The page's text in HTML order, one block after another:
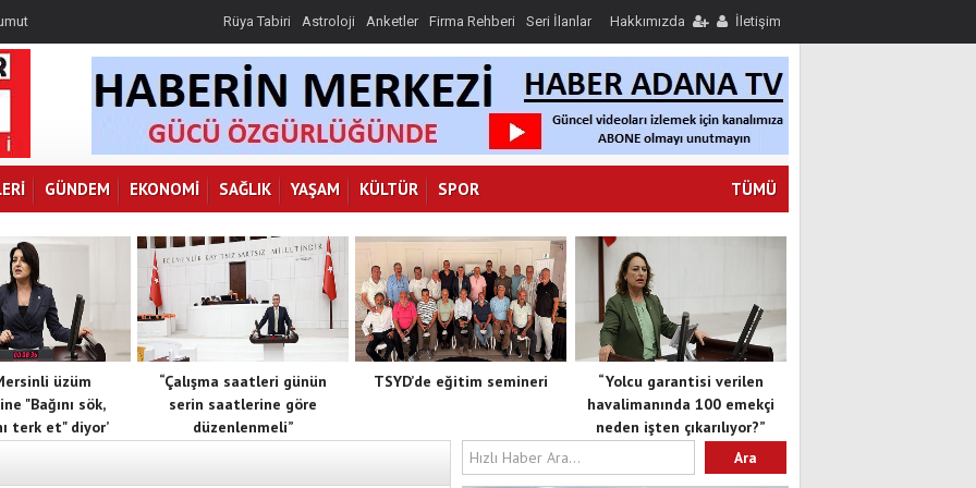
toprağını
Rüya Tabiri Astroloji Anketler Firma Rehberi Seri İlanlar Hakkımızda İletişim
GÜNDEM EKONOMI SAĞLIK YAŞAM KÜLTÜR SPOR TÜMÜ
Mersinli üzüm
"Bağını sök,
terk et" diyor’
“Çalışma saatleri günün
serin saatlerine göre
düzenlenmeli”
“Yolcu garantisi verilen
havalimanında 100 emekçi
neden işten çıkarılıyor?”
TSYD’de eğitim semineri